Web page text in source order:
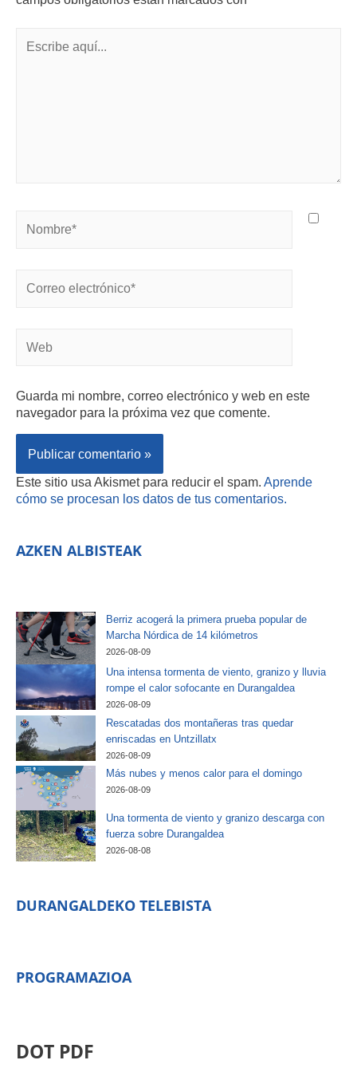
Guarda mi nombre, correo electrónico y web en este
navegador para la próxima vez que comente.
Este sitio usa Akismet para reducir el spam. Aprende
cómo se procesan los datos de tus comentarios.
AZKEN ALBISTEAK
Berriz acogerá la primera prueba popular de
Marcha Nórdica de 14 kilómetros
2026-08-09
Una intensa tormenta de viento, granizo y lluvia
rompe el calor sofocante en Durangaldea
2026-08-09
Rescatadas dos montañeras tras quedar
enriscadas en Untzillatx
2026-08-09
Más nubes y menos calor para el domingo
2026-08-09
Una tormenta de viento y granizo descarga con
fuerza sobre Durangaldea
2026-08-08
DURANGALDEKO TELEBISTA
PROGRAMAZIOA
DOT PDF